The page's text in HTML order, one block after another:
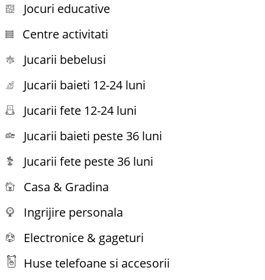
Jocuri educative
Centre activitati
Jucarii bebelusi
Jucarii baieti 12-24 luni
Jucarii fete 12-24 luni
Jucarii baieti peste 36 luni
Jucarii fete peste 36 luni
Casa & Gradina
Ingrijire personala
Electronice & gageturi
Huse telefoane si accesorii